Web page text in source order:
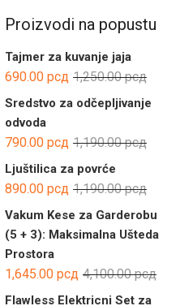
рсд.
рсд.
рсд.
Proizvodi na popustu
Tajmer za kuvanje jaja
1,250.00рсд
690.00 рсд
Sredstvo za odčepljivanje
odvoda
1,190.00рсд
била:
790.00 рсд
Ljuštilica za povrće
1,190.00рсд
890.00 рсд
Vakum Kese za Garderobu
(5 + 3): Maksimalna Ušteda
Prostora
4,100.00рсд
1,645.00 рсд
Flawless Elektricni Set za